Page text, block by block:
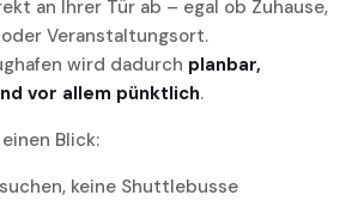
an Ihrer Tür ab – egal ob Zuhause,
Veranstaltungsort.
wird dadurch planbar,
vor allem pünktlich.
Blick:
keine Shuttlebusse